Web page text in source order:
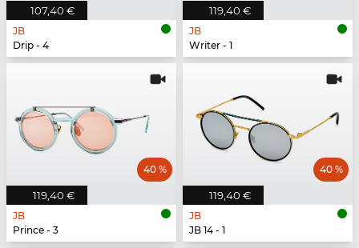
107,40 €
JB
Drip - 4
119,40 €
JB
Writer - 1
119,40 €
40 %
JB
Prince - 3
119,40 €
40 %
JB
JB 14 - 1